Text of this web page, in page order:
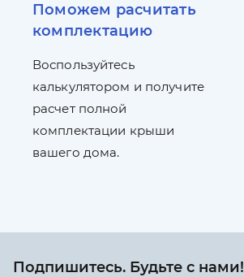
Поможем расчитать
комплектацию
Воспользуйтесь
калькулятором и получите
расчет полной
комплектации крыши
вашего дома.
Подпишитесь. Будьте с нами!